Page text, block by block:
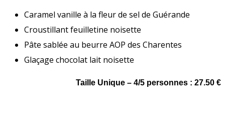
Caramel vanille à la fleur de sel de Guérande
Croustillant feuilletine noisette
Pâte sablée au beurre AOP des Charentes
Glaçage chocolat lait noisette
Taille Unique – 4/5 personnes : 27.50 €